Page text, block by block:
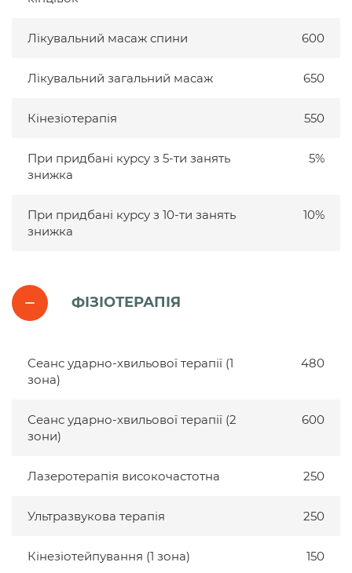
Лікувальний масаж спини 600
Лікувальний загальний масаж 650
Кінезіотерапія 550
При придбані курсу з 5-ти занять
знижка
5%
При придбані курсу з 10-ти занять
знижка
10%
ФІЗІОТЕРАПІЯ
Сеанс ударно-хвильової терапії (1
зона)
480
Сеанс ударно-хвильової терапії (2
зони)
600
Лазеротерапія високочастотна 250
Ультразвукова терапія 250
Кінезіотейпування (1 зона) 150